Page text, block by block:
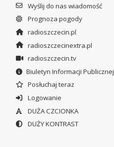
Wyślij do nas wiadomość
Prognoza pogody
radioszczecin.pl
radioszczecinextra.pl
radioszczecin.tv
Biuletyn Informacji Publicznej
Posłuchaj teraz
Logowanie
DUŻA CZCIONKA
DUŻY KONTRAST